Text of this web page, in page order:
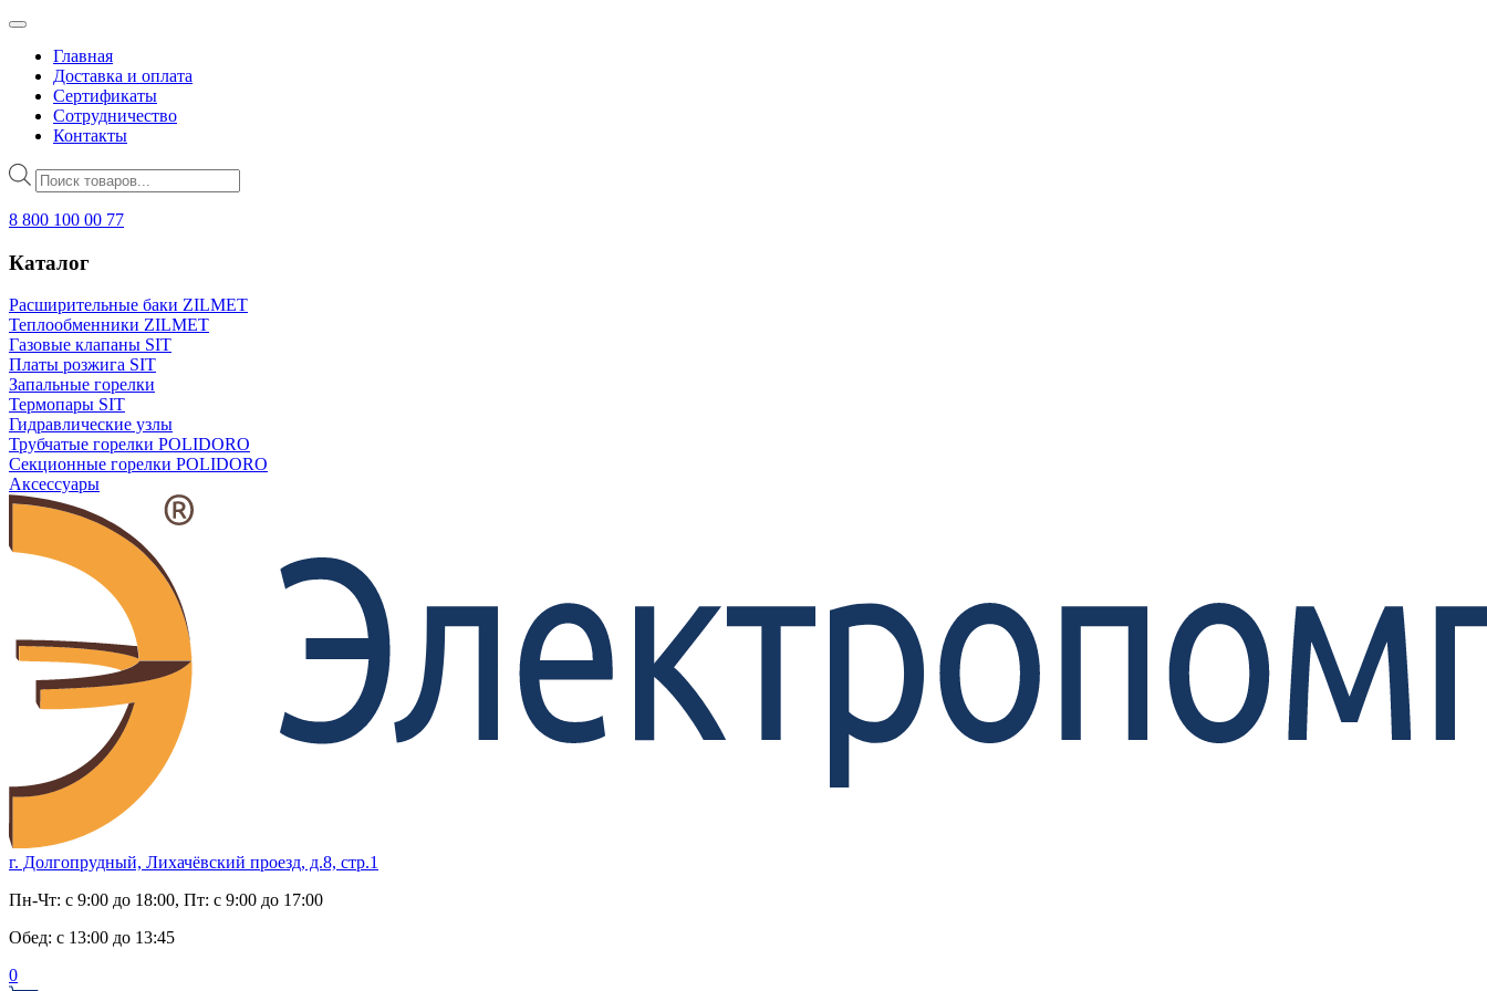
Главная
Доставка и оплата
Сертификаты
Сотрудничество
Контакты
Поиск
товаров
8 800 100 00 77
Каталог
Расширительные баки ZILMET
Теплообменники ZILMET
Газовые клапаны SIT
Платы розжига SIT
Запальные горелки
Термопары SIT
Гидравлические узлы
Трубчатые горелки POLIDORO
Секционные горелки POLIDORO
Аксессуары
г. Долгопрудный, Лихачёвский проезд, д.8, стр.1
Пн-Чт: с 9:00 до 18:00, Пт: с 9:00 до 17:00
Обед: с 13:00 до 13:45
0